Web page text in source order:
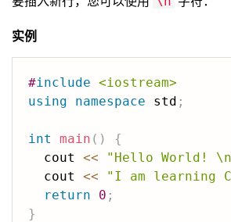
实例
#include <iostream>
using
namespace std ;
int main ( )
{
  cout
<< "Hello World!
  cout
<< "I am learning
return
0 ;
}